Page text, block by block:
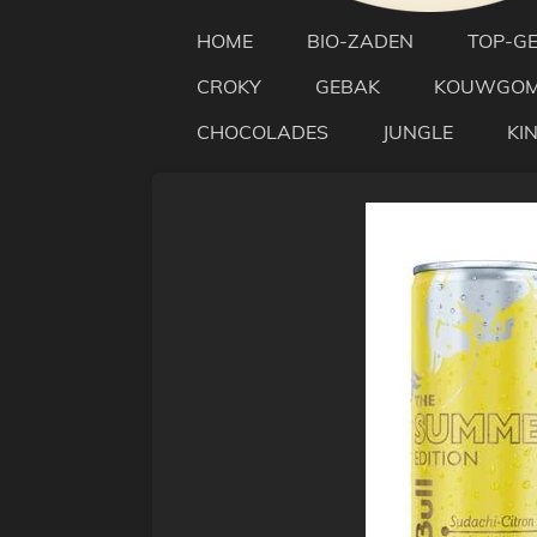
HOME BIO-ZADEN TOP-
CROKY
GEBAK
CHOCOLADES
JUNGLE